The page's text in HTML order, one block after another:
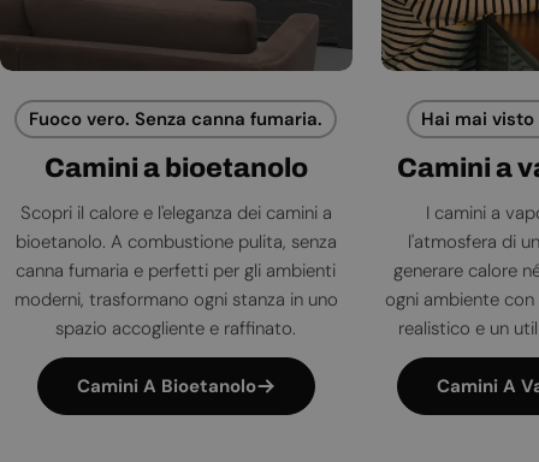
Fuoco vero. Senza canna fumaria.
Camini a bioetanolo
Scopri il calore e l'eleganza dei camini a
bioetanolo. A combustione pulita, senza
canna fumaria e perfetti per gli ambienti
moderni, trasformano ogni stanza in uno
spazio accogliente e raffinato.
Camini A Bioetanolo
Hai mai
Camini a
I camini a
l'atmosfera di
generare calore
ogni ambiente
realistico e un
Camini A